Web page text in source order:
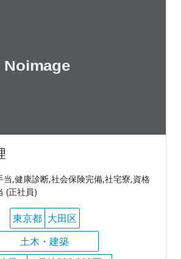
当,健康診断,社会保険完備,社宅寮,資格
(正社員)
東京都 大田区
土木・建築